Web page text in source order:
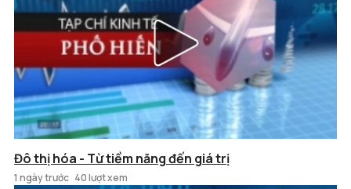
Đô thị hóa - Từ tiềm năng đến giá trị
1 ngày trước 40 lượt xem